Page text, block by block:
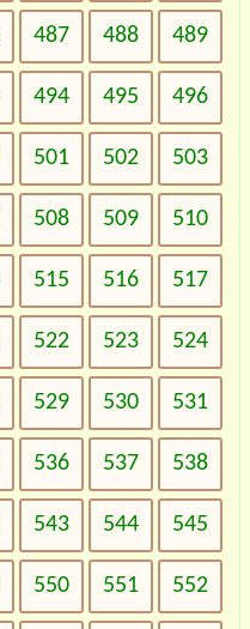
487 488 489
494 495 496
501 502 503
508 509 510
515 516 517
522 523 524
529 530 531
536 537 538
543 544 545
550 551 552